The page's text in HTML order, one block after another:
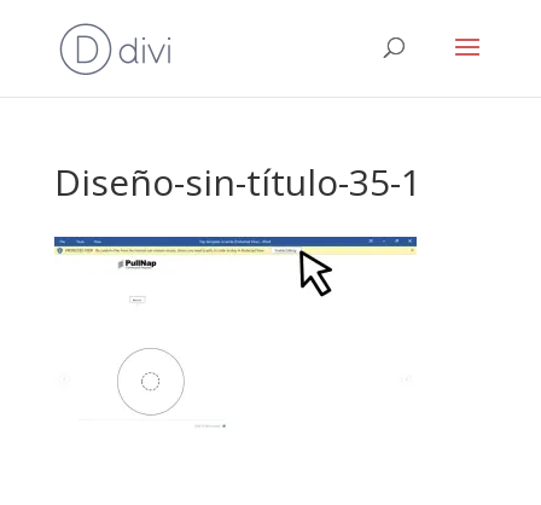
Diseño-sin-título-35-1